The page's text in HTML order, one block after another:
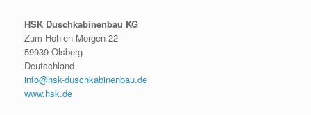
HSK Duschkabinenbau KG
Zum Hohlen Morgen 22
59939 Olsberg
Deutschland
info@hsk-duschkabinenbau.de
www.hsk.de